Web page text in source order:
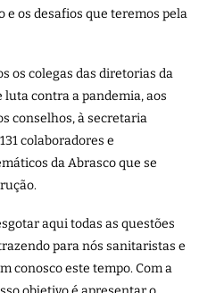
e os desafios que teremos pela
os colegas das diretorias da
luta contra a pandemia, aos
conselhos, à secretaria
colaboradores e
da Abrasco que se
aqui todas as questões
para nós sanitaristas e
conosco este tempo. Com a